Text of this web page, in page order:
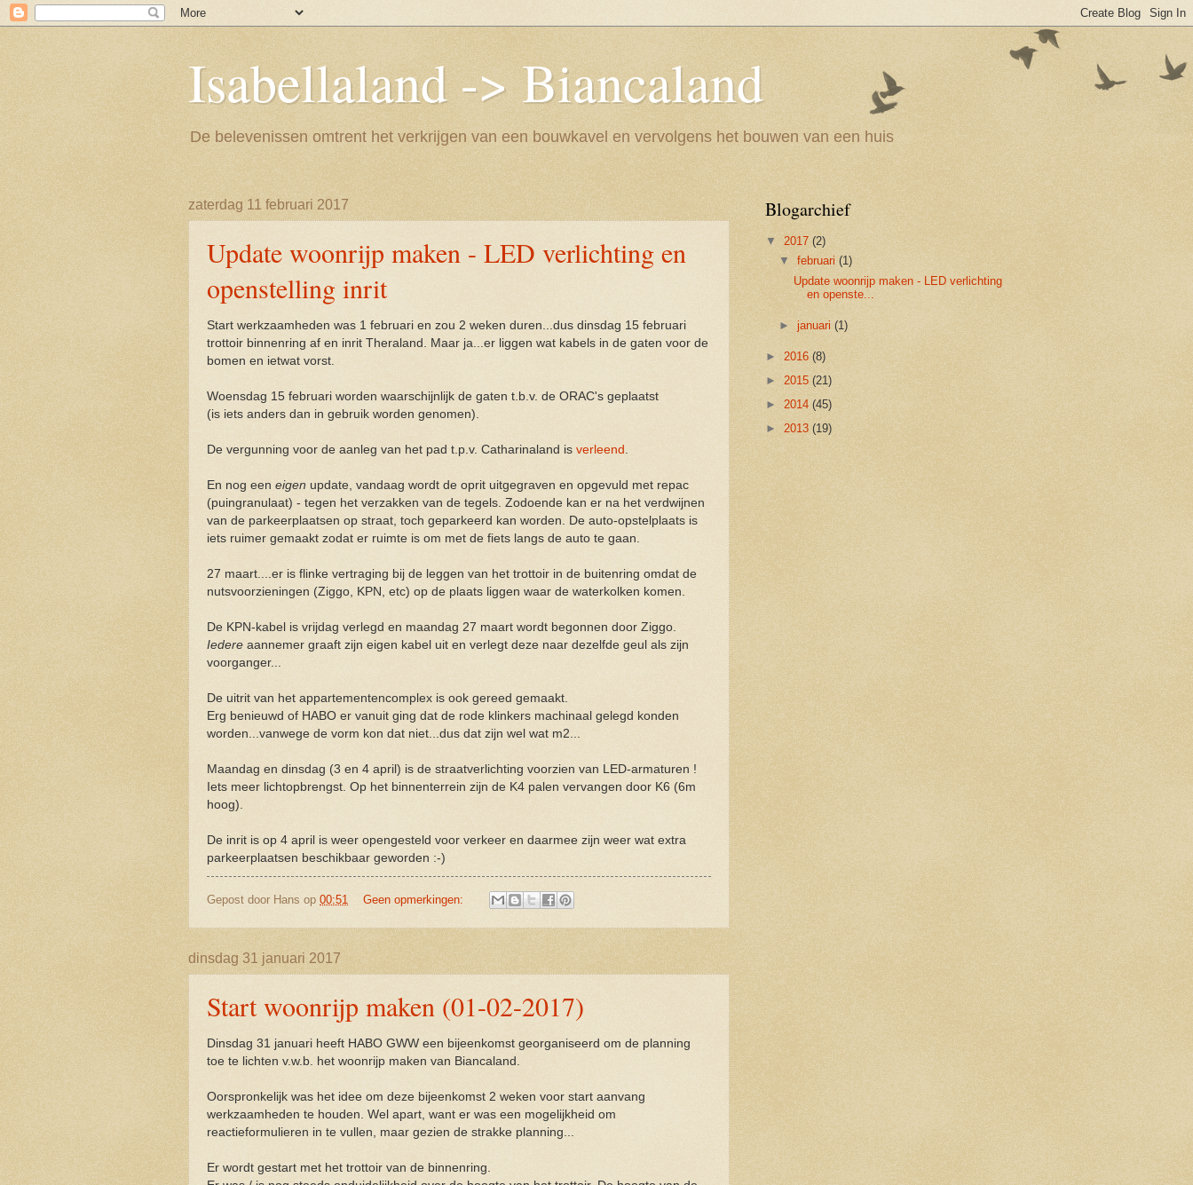
Isabellaland -> Biancaland
De belevenissen omtrent het verkrijgen van een bouwkavel en vervolgens het bouwen van een huis
zaterdag 11 februari 2017
Update woonrijp maken - LED verlichting en
openstelling inrit
Start werkzaamheden was 1 februari en zou 2 weken duren...dus dinsdag 15 februari
trottoir binnenring af en inrit Theraland. Maar ja...er liggen wat kabels in de gaten voor de
bomen en ietwat vorst.
Woensdag 15 februari worden waarschijnlijk de gaten t.b.v. de ORAC's geplaatst
(is iets anders dan in gebruik worden genomen).
De vergunning voor de aanleg van het pad t.p.v. Catharinaland is verleend
En nog een eigen update, vandaag wordt de oprit uitgegraven en opgevuld met repac
(puingranulaat) - tegen het verzakken van de tegels. Zodoende kan er na het verdwijnen
van de parkeerplaatsen op straat, toch geparkeerd kan worden. De auto-opstelplaats is
iets ruimer gemaakt zodat er ruimte is om met de fiets langs de auto te gaan.
27 maart....er is flinke vertraging bij de leggen van het trottoir in de buitenring omdat de
nutsvoorzieningen (Ziggo, KPN, etc) op de plaats liggen waar de waterkolken komen.
De KPN-kabel is vrijdag verlegd en maandag 27 maart wordt begonnen door Ziggo.
Iedere aannemer graaft zijn eigen kabel uit en verlegt deze naar dezelfde geul als zijn
voorganger...
De uitrit van het appartementencomplex is ook gereed gemaakt.
Erg benieuwd of HABO er vanuit ging dat de rode klinkers machinaal gelegd konden
worden...vanwege de vorm kon dat niet...dus dat zijn wel wat m2...
Maandag en dinsdag (3 en 4 april) is de straatverlichting voorzien van LED-armaturen !
Iets meer lichtopbrengst. Op het binnenterrein zijn de K4 palen vervangen door K6 (6m
hoog).
De inrit is op 4 april is weer opengesteld voor verkeer en daarmee zijn weer wat extra
parkeerplaatsen beschikbaar geworden :-)
Gepost door Hans op 00:51 Geen opmerkingen:
dinsdag 31 januari 2017
Start woonrijp maken (01-02-2017)
Dinsdag 31 januari heeft HABO GWW een bijeenkomst georganiseerd om de planning
toe te lichten v.w.b. het woonrijp maken van Biancaland.
Oorspronkelijk was het idee om deze bijeenkomst 2 weken voor start aanvang
werkzaamheden te houden. Wel apart, want er was een mogelijkheid om
reactieformulieren in te vullen, maar gezien de strakke planning...
Er wordt gestart met het trottoir van de binnenring.
Blogarchief
▼ 2017 (2)
▼februari(1)
Update woonrijp maken - LED verlichting
en openste...
►januari(1)
► 2016 (8)
► 2015 (21)
► 2014 (45)
► 2013 (19)